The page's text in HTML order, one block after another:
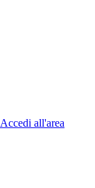
Accedi all'area